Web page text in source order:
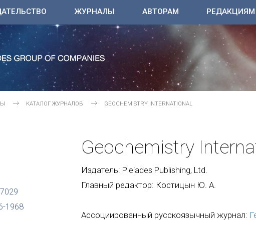
ЖУРНАЛЫ АВТОРАМ РЕДАКЦИЯМ
КАТАЛОГ ЖУРНАЛОВ GEOCHEMISTRY INTERNATIONAL
1968
Geochemistry
Издатель: Pleiades Publishing, Ltd.
Главный редактор: Костицын Ю. А.
Ассоциированный русскоязычный журнал: